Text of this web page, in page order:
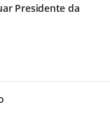
Presidente da